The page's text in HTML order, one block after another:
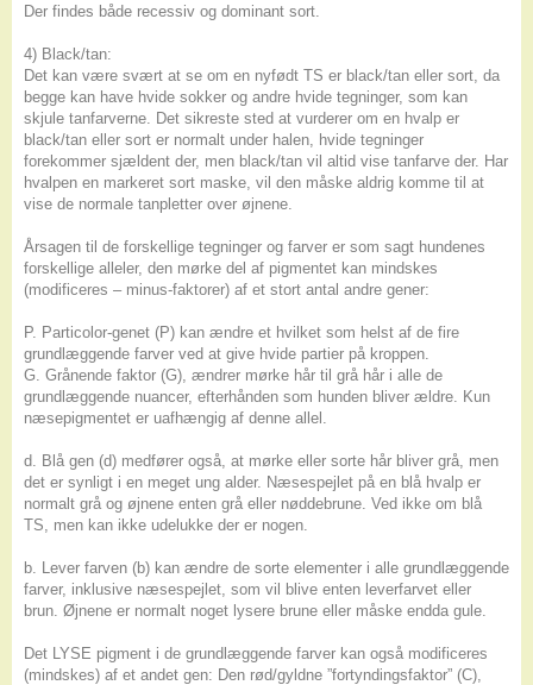
Der findes både recessiv og dominant sort.
4) Black/tan:
Det kan være svært at se om en nyfødt TS er black/tan eller sort, da
begge kan have hvide sokker og andre hvide tegninger, som kan
skjule tanfarverne. Det sikreste sted at vurderer om en hvalp er
black/tan eller sort er normalt under halen, hvide tegninger
forekommer sjældent der, men black/tan vil altid vise tanfarve der. Har
hvalpen en markeret sort maske, vil den måske aldrig komme til at
vise de normale tanpletter over øjnene.
Årsagen til de forskellige tegninger og farver er som sagt hundenes
forskellige alleler, den mørke del af pigmentet kan mindskes
(modificeres – minus-faktorer) af et stort antal andre gener:
P. Particolor-genet (P) kan ændre et hvilket som helst af de fire
grundlæggende farver ved at give hvide partier på kroppen.
G. Grånende faktor (G), ændrer mørke hår til grå hår i alle de
grundlæggende nuancer, efterhånden som hunden bliver ældre. Kun
næsepigmentet er uafhængig af denne allel.
d. Blå gen (d) medfører også, at mørke eller sorte hår bliver grå, men
det er synligt i en meget ung alder. Næsespejlet på en blå hvalp er
normalt grå og øjnene enten grå eller nøddebrune. Ved ikke om blå
TS, men kan ikke udelukke der er nogen.
b. Lever farven (b) kan ændre de sorte elementer i alle grundlæggende
farver, inklusive næsespejlet, som vil blive enten leverfarvet eller
brun. Øjnene er normalt noget lysere brune eller måske endda gule.
Det LYSE pigment i de grundlæggende farver kan også modificeres
(mindskes) af et andet gen: Den rød/gyldne ”fortyndingsfaktor” (C),